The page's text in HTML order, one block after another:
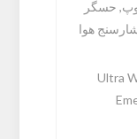
حسگر
هوا
Ultra